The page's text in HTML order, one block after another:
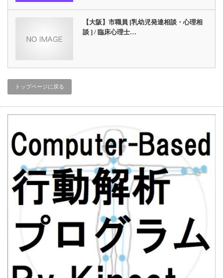
【大阪】市職員 [乳幼児発達相談・心理相
談 ] / 臨床心理士…
トップページに戻る